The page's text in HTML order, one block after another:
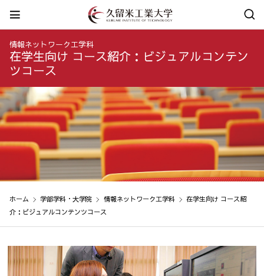
情報ネットワーク工学科
在学生向け コース紹介：ビジュアルコンテン
ツコース
ホーム 学部学科・大学院 情報ネットワーク工学科
在学生向け コース紹
介：ビジュアルコンテンツコース